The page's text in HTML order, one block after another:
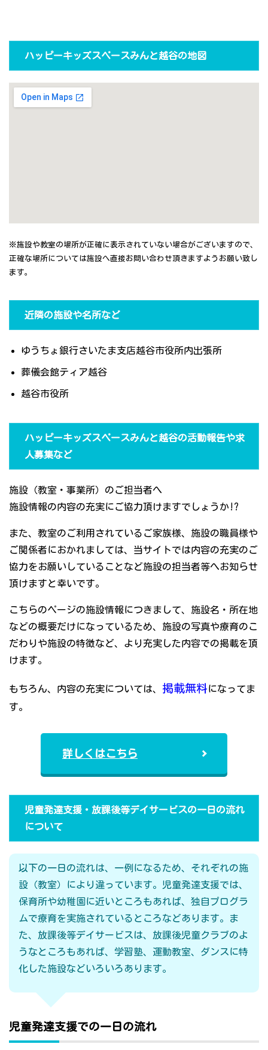
ハッピーキッズスペースみんと越谷の地図
※施設や教室の場所が正確に表示されていない場合がございますので、
正確な場所については施設へ直接お問い合わせ頂きますようお願い致し
ます。
近隣の施設や名所など
ゆうちょ銀行さいたま支店越谷市役所内出張所
葬儀会館ティア越谷
越谷市役所
ハッピーキッズスペースみんと越谷の活動報告や求
人募集など
施設（教室・事業所）のご担当者へ
施設情報の内容の充実にご協力頂けますでしょうか!?
また、教室のご利用されているご家族様、施設の職員様や
ご関係者におかれましては、当サイトでは内容の充実のご
協力をお願いしていることなど施設の担当者等へお知らせ
頂けますと幸いです。
こちらのページの施設情報につきまして、施設名・所在地
などの概要だけになっているため、施設の写真や療育のこ
だわりや施設の特徴など、より充実した内容での掲載を頂
けます。
もちろん、内容の充実については、 掲載無料になってま
す。
詳しくはこちら
児童発達支援・放課後等デイサービスの一日の流れ
について
以下の一日の流れは、一例になるため、それぞれの施
設（教室）により違っています。児童発達支援では、
保育所や幼稚園に近いところもあれば、独自プログラ
ムで療育を実施されているところなどあります。ま
た、放課後等デイサービスは、放課後児童クラブのよ
うなところもあれば、学習塾、運動教室、ダンスに特
化した施設などいろいろあります。
児童発達支援での一日の流れ